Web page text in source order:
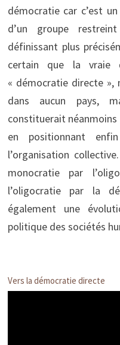
démocratie car c’est
d’un groupe
définissant plus
certain que la vraie
« démocratie directe »,
dans aucun pays,
constituerait
en positionnant
l’organisation
monocratie par
l’oligocratie par la
également une
politique des sociétés
Vers la démocratie directe